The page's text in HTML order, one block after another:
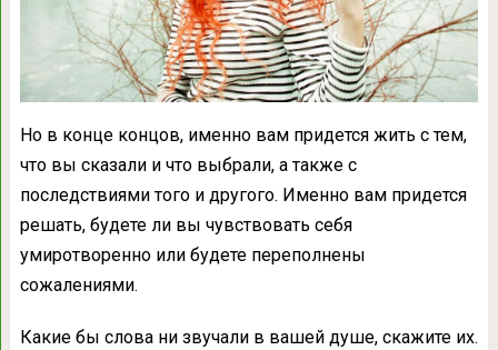
Но в конце концов, именно вам придется жить с тем,
что вы сказали и что выбрали, а также с
последствиями того и другого. Именно вам придется
решать, будете ли вы чувствовать себя
умиротворенно или будете переполнены
сожалениями.
Какие бы слова ни звучали в вашей душе, скажите их.